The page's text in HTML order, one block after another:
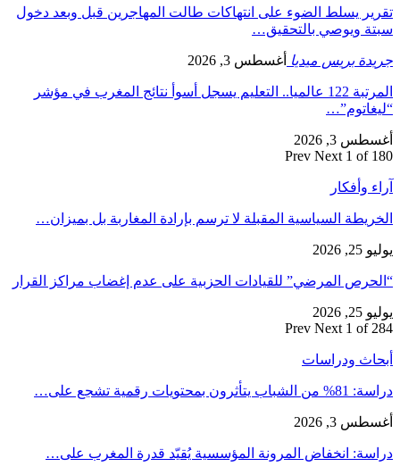
تقرير يسلط الضوء على انتهاكات طالت المهاجرين قبل وبعد دخول
سبتة ويوصي بالتحقيق…
جريدة بريس ميديا أغسطس 3, 2026
المرتبة 122 عالميا.. التعليم يسجل أسوأ نتائج المغرب في مؤشر
“ليغاتوم”…
أغسطس 3, 2026
Prev Next 1 of 180
آراء وأفكار
الخريطة السياسية المقبلة لا ترسم بإرادة المغاربة بل بميزان…
يوليو 25, 2026
“الحرص المرضي” للقيادات الحزبية على عدم إغضاب مراكز القرار
يوليو 25, 2026
Prev Next 1 of 284
أبحاث ودراسات
دراسة: 81% من الشباب يتأثرون بمحتويات رقمية تشجع على…
أغسطس 3, 2026
دراسة: انخفاض المرونة المؤسسية يُقيّد قدرة المغرب على…